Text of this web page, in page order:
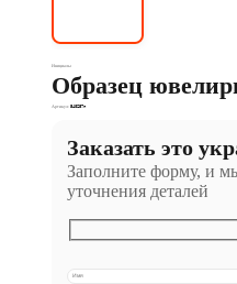
Инициалы
Образец
Артикул: 540257п
Заказать это
Заполните форму, и
уточнения деталей